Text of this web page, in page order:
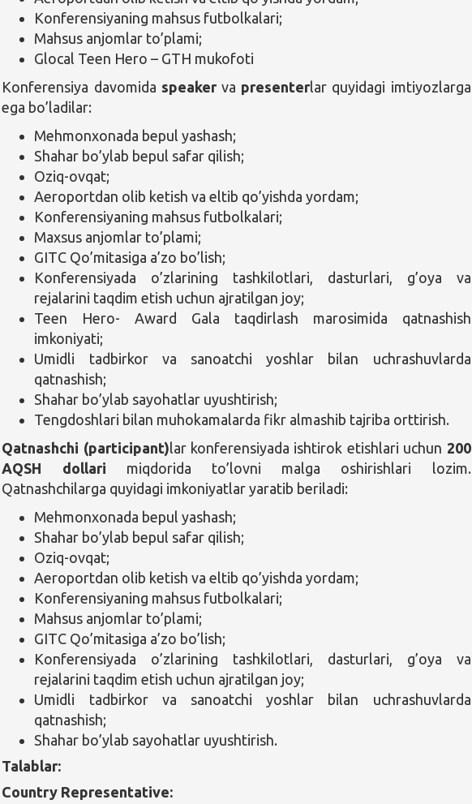
Konferensiyaning mahsus futbolkalari;
Mahsus anjomlar to’plami;
Glocal Teen Hero – GTH mukofoti
Konferensiya davomida speakerva presenterlar quyidagi imtiyozlarga
ega bo’ladilar:
Mehmonxonada bepul yashash;
Shahar bo’ylab bepul safar qilish;
Oziq-ovqat;
Aeroportdan olib ketish va eltib qo’yishda yordam;
Konferensiyaning mahsus futbolkalari;
Maxsus anjomlar to’plami;
GITC Qo’mitasiga a’zo bo’lish;
Konferensiyada o’zlarining tashkilotlari, dasturlari, g’oya va
rejalarini taqdim etish uchun ajratilgan joy;
Teen Hero- Award Gala taqdirlash marosimida qatnashish
imkoniyati;
Umidli tadbirkor va sanoatchi yoshlar bilan uchrashuvlarda
qatnashish;
Shahar bo’ylab sayohatlar uyushtirish;
Tengdoshlari bilan muhokamalarda fikr almashib tajriba orttirish.
Qatnashchi (participant)lar konferensiyada ishtirok etishlari uchun 200
AQSH dollari miqdorida to’lovni malga oshirishlari lozim.
Qatnashchilarga quyidagi imkoniyatlar yaratib beriladi:
Mehmonxonada bepul yashash;
Shahar bo’ylab bepul safar qilish;
Oziq-ovqat;
Aeroportdan olib ketish va eltib qo’yishda yordam;
Konferensiyaning mahsus futbolkalari;
Mahsus anjomlar to’plami;
GITC Qo’mitasiga a’zo bo’lish;
Konferensiyada o’zlarining tashkilotlari, dasturlari, g’oya va
rejalarini taqdim etish uchun ajratilgan joy;
Umidli tadbirkor va sanoatchi yoshlar bilan uchrashuvlarda
qatnashish;
Shahar bo’ylab sayohatlar uyushtirish.
Talablar:
Country Representative: